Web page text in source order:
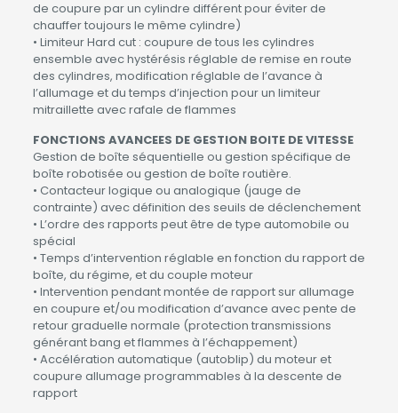
de coupure par un cylindre différent pour éviter de
chauffer toujours le même cylindre)
• Limiteur Hard cut : coupure de tous les cylindres
ensemble avec hystérésis réglable de remise en route
des cylindres, modification réglable de l’avance à
l’allumage et du temps d’injection pour un limiteur
mitraillette avec rafale de flammes
FONCTIONS AVANCEES DE GESTION BOITE DE VITESSE
Gestion de boîte séquentielle ou gestion spécifique de
boîte robotisée ou gestion de boîte routière.
• Contacteur logique ou analogique (jauge de
contrainte) avec définition des seuils de déclenchement
• L’ordre des rapports peut être de type automobile ou
spécial
• Temps d’intervention réglable en fonction du rapport de
boîte, du régime, et du couple moteur
• Intervention pendant montée de rapport sur allumage
en coupure et/ou modification d’avance avec pente de
retour graduelle normale (protection transmissions
générant bang et flammes à l’échappement)
• Accélération automatique (autoblip) du moteur et
coupure allumage programmables à la descente de
rapport